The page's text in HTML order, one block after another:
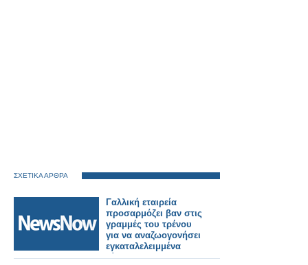
ΣΧΕΤΙΚΑ ΑΡΘΡΑ
Γαλλική εταιρεία
προσαρμόζει βαν στις
γραμμές του τρένου
για να αναζωογονήσει
εγκαταλελειμμένα
δίκτυα.